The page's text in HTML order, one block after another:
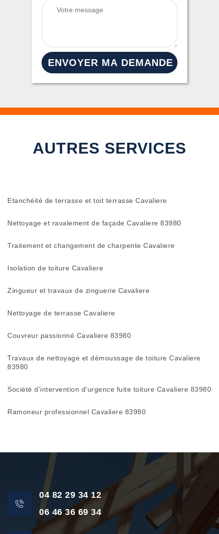
AUTRES SERVICES
Etanchéité de terrasse et toit terrasse Cavaliere
Nettoyage et ravalement de façade Cavaliere 83980
Traitement et changement de charpente Cavaliere
Isolation de toiture Cavaliere
Zingueur et travaux de zinguerie Cavaliere
Nettoyage de terrasse Cavaliere
Couvreur passionné Cavaliere 83980
Travaux de nettoyage et démoussage de toiture Cavaliere
83980
Société d'intervention d'urgence fuite toiture Cavaliere 83980
Ramoneur professionnel Cavaliere 83980
04 82 29 34 12
06 46 36 69 34